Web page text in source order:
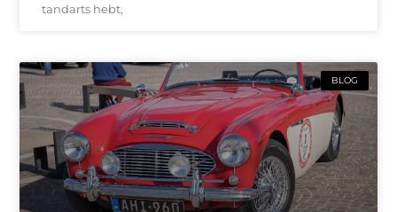
tandarts hebt,
BLOG